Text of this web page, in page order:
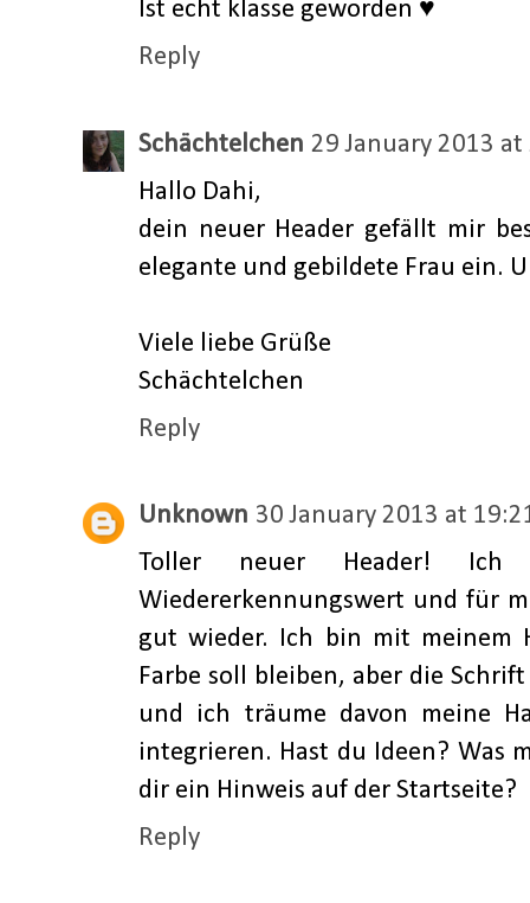
Ist echt klasse geworden ♥
Reply
Schächtelchen 29 January 2013 at
Hallo Dahi,
dein neuer Header gefällt mir
elegante und gebildete Frau ein.
Viele liebe Grüße
Schächtelchen
Reply
Unknown 30 January 2013 at
Toller neuer Header!
Wiedererkennungswert und für
gut wieder. Ich bin mit meinem
Farbe soll bleiben, aber die
und ich träume davon meine
integrieren. Hast du Ideen? Was
dir ein Hinweis auf der Startseite?
Reply